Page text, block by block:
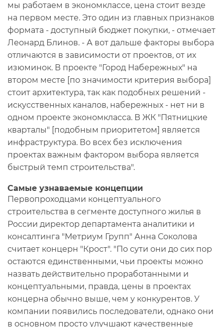
мы работаем в экономклассе, цена стоит везде
на первом месте. Это один из главных признаков
формата - доступный бюджет покупки, - отмечает
Леонард Блинов. - А вот дальше факторы выбора
отличаются в зависимости от проектов, от их
изюминок. В проекте "Город Набережных" на
втором месте [по значимости критерия выбора]
стоит архитектура, так как подобных решений -
искусственных каналов, набережных - нет ни в
одном проекте экономкласса. В ЖК "Пятницкие
кварталы" [подобным приоритетом] является
инфраструктура. Во всех без исключения
проектах важным фактором выбора является
быстрый темп строительства".
Самые узнаваемые концепции
Первопроходцами концептуального
строительства в сегменте доступного жилья в
России директор департамента аналитики и
консалтинга "Метриум Групп" Анна Соколова
считает концерн "Крост". "По сути они до сих пор
остаются единственными, чьи проекты можно
назвать действительно проработанными и
концептуальными, правда, цены в проектах
концерна обычно выше, чем у конкурентов. У
компании появились последователи, однако они
в основном просто улучшают качественные